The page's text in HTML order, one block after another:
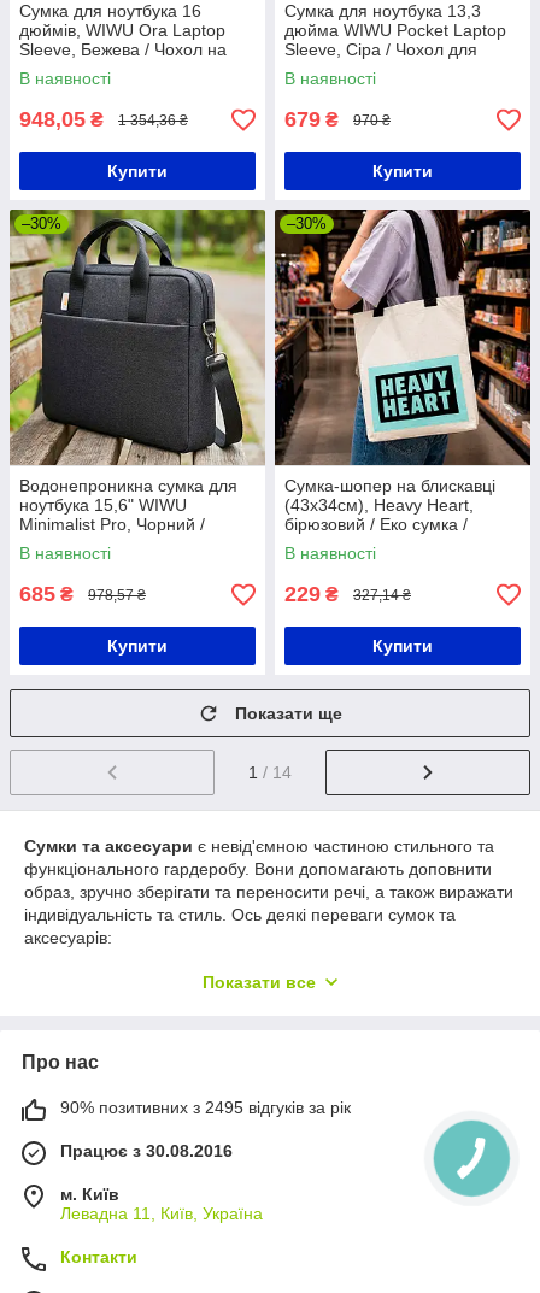
Сумка для ноутбука 16
дюймів, WIWU Ora Laptop
Sleeve, Бежева / Чохол на
ноутбук / Сумка на ноутбук
В наявності
948,05 ₴ 1 354,36 ₴
Купити
Сумка для ноутбука 13,3
дюйма WIWU Pocket Laptop
Sleeve, Сіра / Чохол для
ноутбука / Сумка під ноутбук
В наявності
679 ₴ 970 ₴
Купити
–30%
Водонепроникна сумка для
ноутбука 15,6" WIWU
Minimalist Pro, Чорний /
Чоловіча сумка портфель /
Чохол-сумка для ноутбука
В наявності
685 ₴ 978,57 ₴
Купити
–30%
Сумка-шопер на блискавці
(43х34см), Heavy Heart,
бірюзовий / Еко сумка /
Сумка для покупок
В наявності
229 ₴ 327,14 ₴
Купити
Показати ще
1 / 14
Сумки та аксесуари є невід'ємною частиною стильного та
функціонального гардеробу. Вони допомагають доповнити
образ, зручно зберігати та переносити речі, а також виражати
індивідуальність та стиль. Ось деякі переваги сумок та
аксесуарів:
аксесуари різних типів, такі як рюкзаки, сумки-шоппери,
оснащені різними кишенями, відділеннями та замками,
предметів.
: Сумки та аксесуари є
модними елементами, які допомагають виразити свій
індивідуальний стиль та підкреслити образ. Вони
доступні в різних кольорах, фактурах та дизайнах, що
стилю та події.
Показати все
Про нас
90% позитивних з 2495 відгуків за рік
Працює з 30.08.2016
м. Київ
Левадна 11, Київ, Україна
Контакти